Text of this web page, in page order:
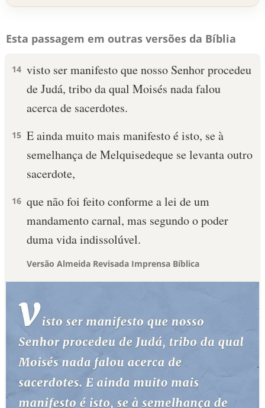
Esta passagem em outras versões da Bíblia
14 visto ser manifesto que nosso Senhor procedeu
de Judá, tribo da qual Moisés nada falou
acerca de sacerdotes.
15 E ainda muito mais manifesto é isto, se à
semelhança de Melquisedeque se levanta outro
sacerdote,
16 que não foi feito conforme a lei de um
mandamento carnal, mas segundo o poder
duma vida indissolúvel.
Versão Almeida Revisada Imprensa Bíblica